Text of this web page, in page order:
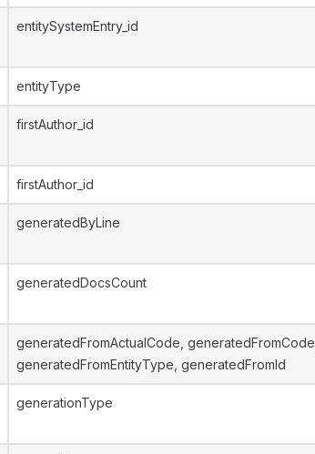
entitySystemEntry_id
entityType
firstAuthor_id
firstAuthor_id
generatedByLine
generatedDocsCount
generatedFromActualCode, generatedFromCode,
generatedFromEntityType, generatedFromId
generationType